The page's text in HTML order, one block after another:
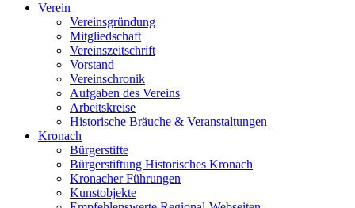
Verein
Vereinsgründung
Mitgliedschaft
Vereinszeitschrift
Vorstand
Vereinschronik
Aufgaben des Vereins
Arbeitskreise
Historische Bräuche & Veranstaltungen
Kronach
Bürgerstifte
Bürgerstiftung Historisches Kronach
Kronacher Führungen
Kunstobjekte